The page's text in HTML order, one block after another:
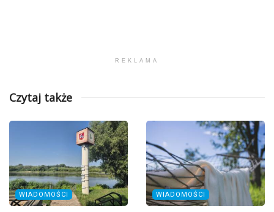
REKLAMA
Czytaj także
WIADOMOŚCI WIADOMOŚCI